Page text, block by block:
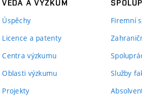
VĚDA A VÝZKUM
Úspěchy
Licence a patenty
Centra výzkumu
Oblasti výzkumu
Projekty
Firemní
Služby